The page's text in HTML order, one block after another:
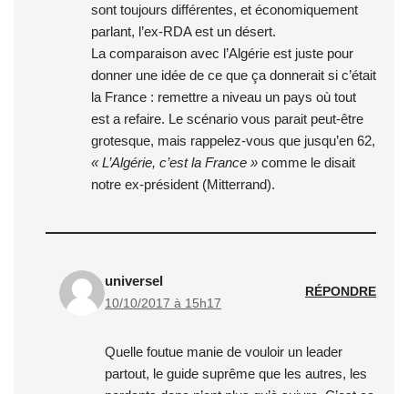
sont toujours différentes, et économiquement
parlant, l’ex-RDA est un désert.
La comparaison avec l’Algérie est juste pour
donner une idée de ce que ça donnerait si c’était
la France : remettre a niveau un pays où tout
est a refaire. Le scénario vous parait peut-être
grotesque, mais rappelez-vous que jusqu’en 62,
« L’Algérie, c’est la France » comme le disait
notre ex-président (Mitterrand).
universel
10/10/2017 à 15h17
RÉPONDRE
Quelle foutue manie de vouloir un leader
partout, le guide suprême que les autres, les